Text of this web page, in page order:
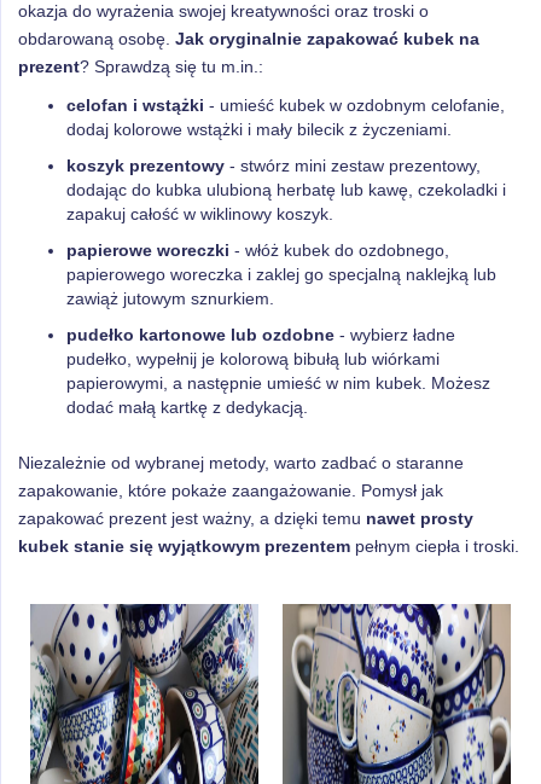
okazja do wyrażenia swojej kreatywności oraz troski o
obdarowaną osobę. Jak oryginalnie zapakować kubek na
prezent? Sprawdzą się tu m.in.:
celofan i wstążki - umieść kubek w ozdobnym celofanie,
dodaj kolorowe wstążki i mały bilecik z życzeniami.
koszyk prezentowy - stwórz mini zestaw prezentowy,
dodając do kubka ulubioną herbatę lub kawę, czekoladki i
zapakuj całość w wiklinowy koszyk.
papierowe woreczki - włóż kubek do ozdobnego,
papierowego woreczka i zaklej go specjalną naklejką lub
zawiąż jutowym sznurkiem.
pudełko kartonowe lub ozdobne - wybierz ładne
pudełko, wypełnij je kolorową bibułą lub wiórkami
papierowymi, a następnie umieść w nim kubek. Możesz
dodać małą kartkę z dedykacją.
Niezależnie od wybranej metody, warto zadbać o staranne
zapakowanie, które pokaże zaangażowanie. Pomysł jak
zapakować prezent jest ważny, a dzięki temu nawet prosty
kubek stanie się wyjątkowym prezentem pełnym ciepła i troski.